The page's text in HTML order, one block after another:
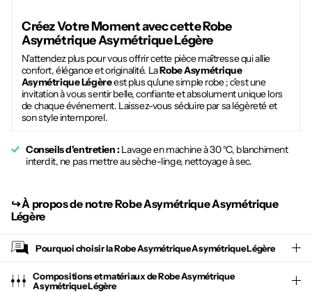
Créez Votre Moment avec cetteRobe
Asymétrique Asymétrique Légère
N'attendez plus pour vous offrir cette pièce maîtresse qui allie
confort, élégance et originalité. LaRobe Asymétrique
Asymétrique Légèreest plus qu'une simple robe ; c'est une
invitation à vous sentir belle, confiante et absolument unique lors
de chaque événement. Laissez-vous séduire par sa légèreté et
son style intemporel.
Conseils d'entretien :Lavage en machine à 30 °C, blanchiment
interdit, ne pas mettre au sèche-linge, nettoyage à sec.
↪︎À propos de notre Robe Asymétrique Asymétrique
Légère
Pourquoi choisir laRobe Asymétrique Asymétrique Légère
Compositions et matériaux de Robe Asymétrique
Asymétrique Légère